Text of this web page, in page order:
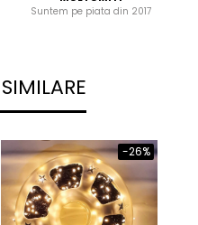
Suntem pe piata din 2017
-26%